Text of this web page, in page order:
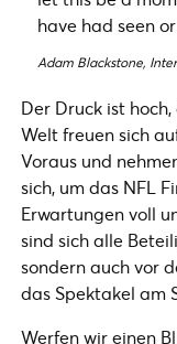
have had seen
Adam Blackstone,
Der Druck ist
Welt freuen sich
Voraus und
sich, um das NFL
Erwartungen voll
sind sich alle
sondern auch vor
das Spektakel am
Werfen wir einen